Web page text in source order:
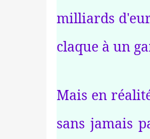
milliards
claque à un
Mais en
sans jamais